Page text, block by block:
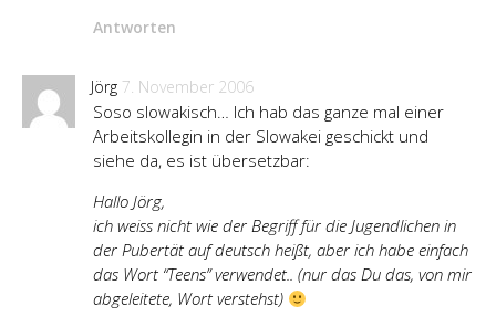
Antworten
Jörg 7. November 2006
Soso slowakisch… Ich hab das ganze mal einer
Arbeitskollegin in der Slowakei geschickt und
siehe da, es ist übersetzbar:
Hallo Jörg,
ich weiss nicht wie der Begriff für die Jugendlichen in
der Pubertät auf deutsch heißt, aber ich habe einfach
das Wort “Teens” verwendet.. (nur das Du das, von mir
abgeleitete, Wort verstehst)